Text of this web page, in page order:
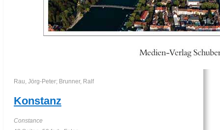
Rau, Jörg-Peter; Brunner, Ralf
Konstanz
Constance